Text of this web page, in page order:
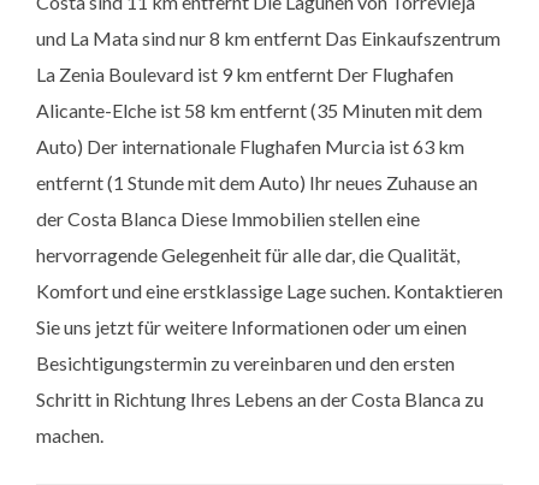
und La Mata sind nur 8 km entfernt Das Einkaufszentrum
La Zenia Boulevard ist 9 km entfernt Der Flughafen
Alicante-Elche ist 58 km entfernt (35 Minuten mit dem
Auto) Der internationale Flughafen Murcia ist 63 km
entfernt (1 Stunde mit dem Auto) Ihr neues Zuhause an
der Costa Blanca Diese Immobilien stellen eine
hervorragende Gelegenheit für alle dar, die Qualität,
Komfort und eine erstklassige Lage suchen. Kontaktieren
Sie uns jetzt für weitere Informationen oder um einen
Besichtigungstermin zu vereinbaren und den ersten
Schritt in Richtung Ihres Lebens an der Costa Blanca zu
machen.